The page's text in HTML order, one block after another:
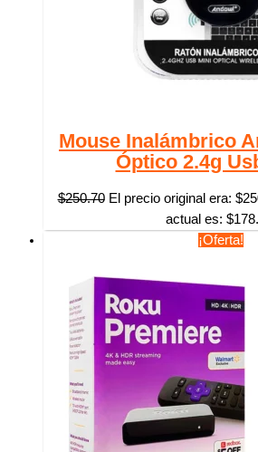
Mouse Inalámbrico
Óptico 2.4g
$250.70 El precio original era:
actual es:
¡Oferta!